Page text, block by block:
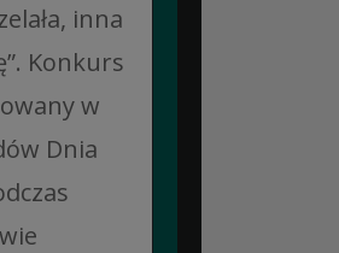
inna
Konkurs
w
Dnia